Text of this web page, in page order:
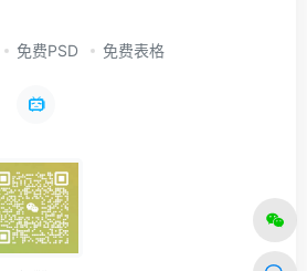
免费PSD 免费表格